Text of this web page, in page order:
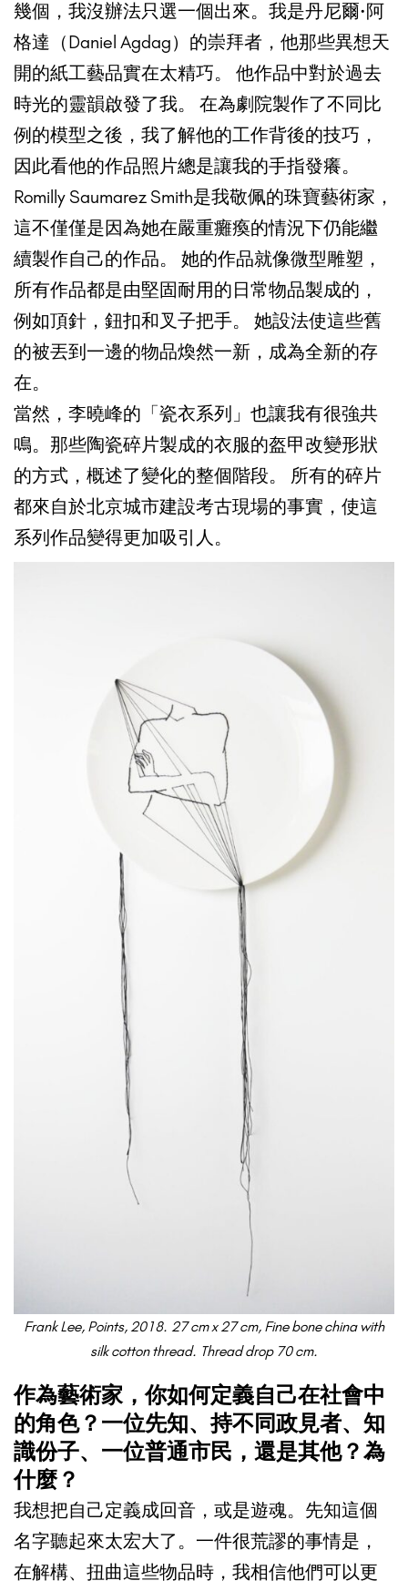
幾個，我沒辦法只選一個出來。我是丹尼爾·阿
格達（Daniel Agdag）的崇拜者，他那些異想天
開的紙工藝品實在太精巧。 他作品中對於過去
時光的靈韻啟發了我。 在為劇院製作了不同比
例的模型之後，我了解他的工作背後的技巧，
因此看他的作品照片總是讓我的手指發癢。
Romilly Saumarez Smith是我敬佩的珠寶藝術家，
這不僅僅是因為她在嚴重癱瘓的情況下仍能繼
續製作自己的作品。 她的作品就像微型雕塑，
所有作品都是由堅固耐用的日常物品製成的，
例如頂針，鈕扣和叉子把手。 她設法使這些舊
的被丟到一邊的物品煥然一新，成為全新的存
在。
當然，李曉峰的「瓷衣系列」也讓我有很強共
鳴。那些陶瓷碎片製成的衣服的盔甲改變形狀
的方式，概述了變化的整個階段。 所有的碎片
都來自於北京城市建設考古現場的事實，使這
系列作品變得更加吸引人。
Frank Lee, Points, 2018. 27 cm x 27 cm, Fine bone china with
silk cotton thread. Thread drop 70 cm.
作為藝術家，你如何定義自己在社會中
的角色？一位先知、持不同政見者、知
識份子、一位普通市民，還是其他？為
什麼？
我想把自己定義成回音，或是遊魂。先知這個
名字聽起來太宏大了。一件很荒謬的事情是，
在解構、扭曲這些物品時，我相信他們可以更